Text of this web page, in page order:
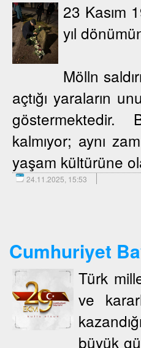
23 Kasım
yıl
Mölln
açtığı yaraların
göstermektedir.
kalmıyor; aynı
yaşam kültürüne
24.11.2025, 15:53
Cumhuriyet
Türk
ve
büyük